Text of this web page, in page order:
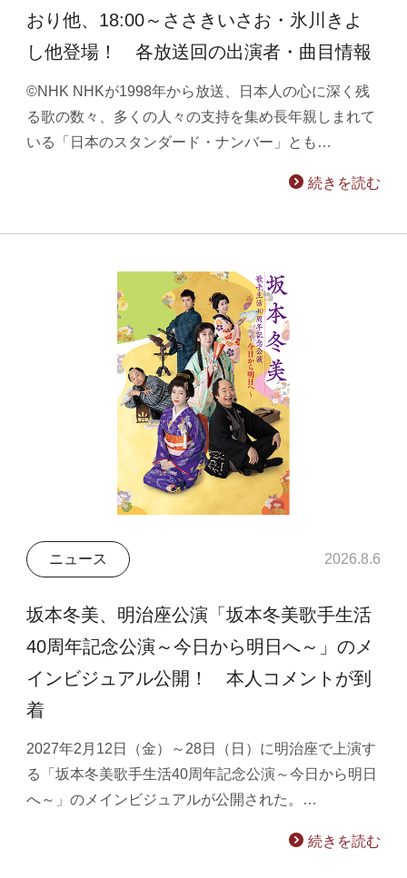
おり他、18:00～ささきいさお・氷川きよ
し他登場！ 各放送回の出演者・曲目情報
©NHK NHKが1998年から放送、日本人の心に深く残
る歌の数々、多くの人々の支持を集め長年親しまれて
いる「日本のスタンダード・ナンバー」とも…
続きを読む
ニュース 2026.8.6
坂本冬美、明治座公演「坂本冬美歌手生活
40周年記念公演～今日から明日へ～」のメ
インビジュアル公開！ 本人コメントが到
着
2027年2月12日（金）～28日（日）に明治座で上演す
る「坂本冬美歌手生活40周年記念公演～今日から明日
へ～」のメインビジュアルが公開された。…
続きを読む